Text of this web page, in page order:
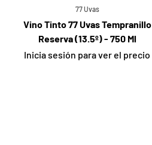
77 Uvas
Vino Tinto 77 Uvas Tempranillo
Reserva (13.5º) - 750 Ml
Inicia sesión para ver el precio